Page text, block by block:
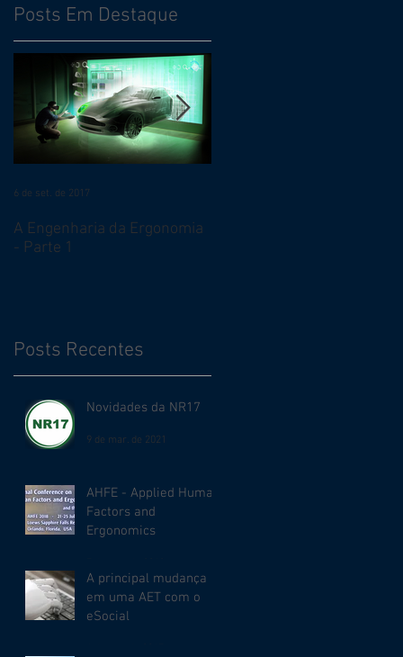
Posts Em Destaque
A Engenharia da Ergonomia
- Parte 1
6 de set. de 2017
Posts Recentes
Novidades da NR17
9 de mar. de 2021
AHFE - Applied Human
Factors and
Ergonomics
A principal mudança
em uma AET com o
eSocial